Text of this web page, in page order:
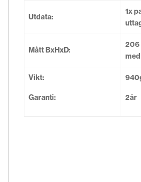
Utdata:
1x
Mått BxHxD:
206
Vikt:
Garanti: 2år